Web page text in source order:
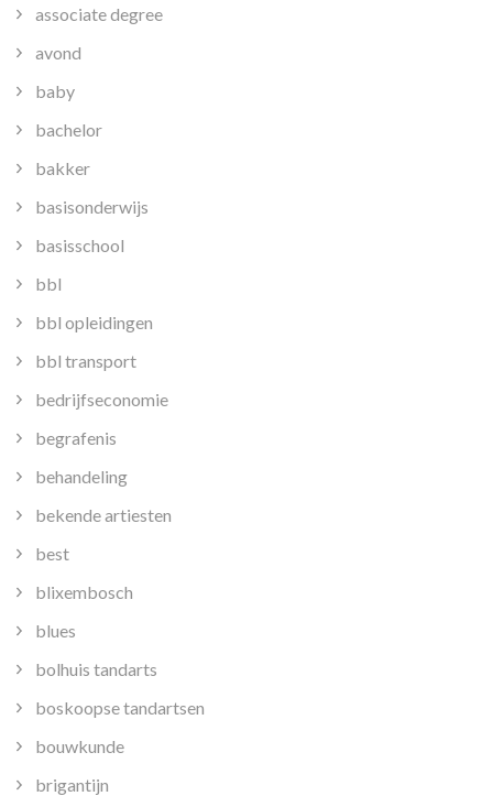
associate degree
avond
baby
bachelor
bakker
basisonderwijs
basisschool
bbl
bbl opleidingen
bbl transport
bedrijfseconomie
begrafenis
behandeling
bekende artiesten
best
blixembosch
blues
bolhuis tandarts
boskoopse tandartsen
bouwkunde
brigantijn